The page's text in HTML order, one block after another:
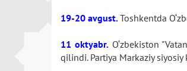
19-20 avgust.Toshkentda
11 oktyabr.O‘zbekiston
qilindi. Partiya Markaziy